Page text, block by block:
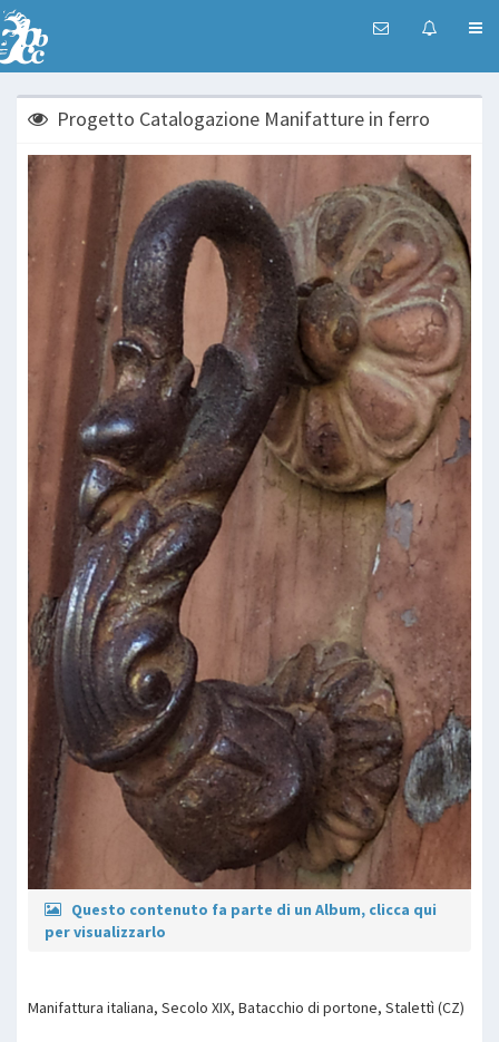
Progetto Catalogazione Manifatture in ferro
Questo contenuto fa parte di un Album, clicca qui
per visualizzarlo
Manifattura italiana, Secolo XIX, Batacchio di portone, Stalettì (CZ)